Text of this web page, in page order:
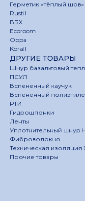
Герметик «тёплый
Rustil
ВБХ
Ecoroom
Oppa
Korall
ДРУГИЕ ТОВАРЫ
Шнур базальтовый
ПСУЛ
Вспененный каучук
Вспененный
РТИ
Гидрошпонки
Ленты
Уплотнительный шнур
Фиброволокно
Техническая изоляция
Прочие товары